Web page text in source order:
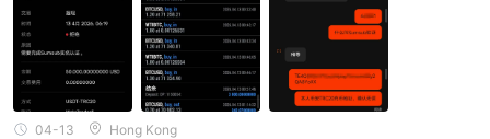
NCE oferece aos traders a popular
MetaTrader 5 (MT5)
plataforma de negociaçãoque está disponível em
computadores desktop, web e dispositivos móveis. O MT5 é
uma plataforma de negociação popular e amplamente
reconhecida, conhecida por sua interface amigável e recursos
egaram que abusei da proteção de patrimônio líquido negativo,
mas fechei minhas posições proativamente e não houve liquidaç
ão maliciosa ou abuso da proteção de patrimônio líquido negativ
o. Por favor, devolva meu capital e lucros, pelo que ficarei extre
mamente grato.
04-13 Hong Kong